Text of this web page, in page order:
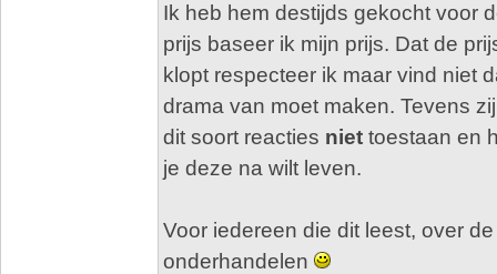
Ik heb hem destijds gekocht voor
prijs baseer ik mijn prijs. Dat de
klopt respecteer ik maar vind niet
drama van moet maken. Tevens
dit soort reacties niet toestaan en
je deze na wilt leven.
Voor iedereen die dit leest, over
onderhandelen